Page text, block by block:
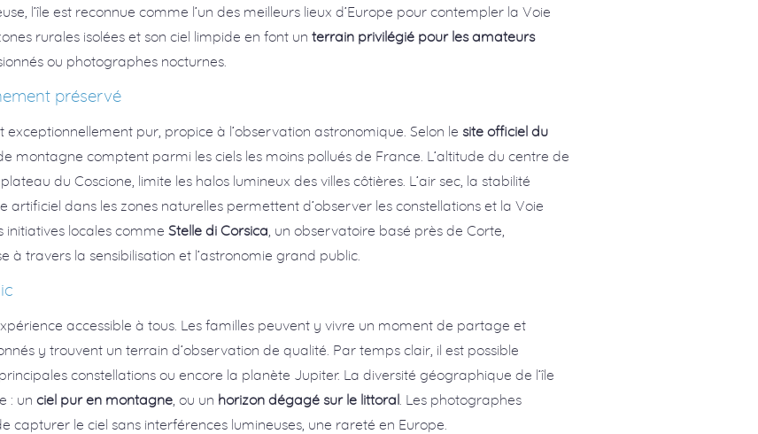
l’île est reconnue comme l’un des meilleurs lieux d’Europe pour contempler la Voie
rurales isolées et son ciel limpide en font unterrain privilégié pour les amateurs
ou photographes nocturnes.
préservé
exceptionnellement pur, propice à l’observation astronomique. Selon le site officiel du
montagne comptent parmi les ciels les moins pollués de France. L’altitude du centre de
du Coscione, limite les halos lumineux des villes côtières. L’air sec, la stabilité
artificiel dans les zones naturelles permettent d’observer les constellations et la Voie
initiatives locales commeStelle di Corsica , un observatoire basé près de Corte,
à travers la sensibilisation et l’astronomie grand public.
accessible à tous. Les familles peuvent y vivre un moment de partage et
y trouvent un terrain d’observation de qualité. Par temps clair, il est possible
constellations ou encore la planète Jupiter. La diversité géographique de l’île
: unciel pur en montagne , ou un horizon dégagé sur le littoral . Les photographes
capturer le ciel sans interférences lumineuses, une rareté en Europe.